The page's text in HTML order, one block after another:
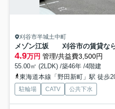
刈谷市半城土中町
4.9万円 管理/共益費3,500円
55.00㎡ (2LDK) /築46年 /4階建
東海道本線「野田新町」駅 徒歩
駐輪場 CATV 公共下水